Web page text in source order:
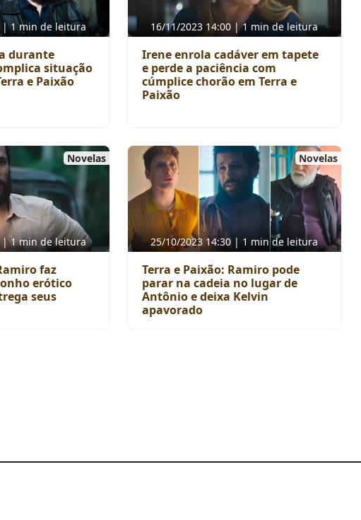
| 1 min de leitura
durante
situação
e Paixão
16/11/2023 14:00 | 1 min de leitura
Irene enrola cadáver em tapete
e perde a paciência com
cúmplice chorão em Terra e
Paixão
Novelas
| 1 min de leitura
faz
erótico
seus
Novelas
25/10/2023 14:30 | 1 min de leitura
Terra e Paixão: Ramiro pode
parar na cadeia no lugar de
Antônio e deixa Kelvin
apavorado